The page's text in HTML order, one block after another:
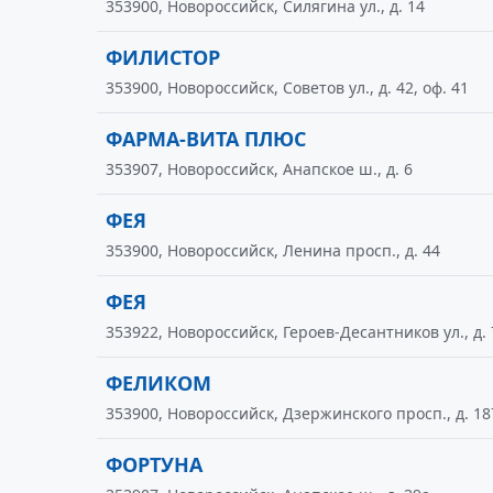
353900, Новороссийск, Силягина ул., д. 14
ФИЛИСТОР
353900, Новороссийск, Советов ул., д. 42, оф. 41
ФАРМА-ВИТА ПЛЮС
353907, Новороссийск, Анапское ш., д. 6
ФЕЯ
353900, Новороссийск, Ленина просп., д. 44
ФЕЯ
353922, Новороссийск, Героев-Десантников ул., д.
ФЕЛИКОМ
353900, Новороссийск, Дзержинского просп., д.
ФОРТУНА